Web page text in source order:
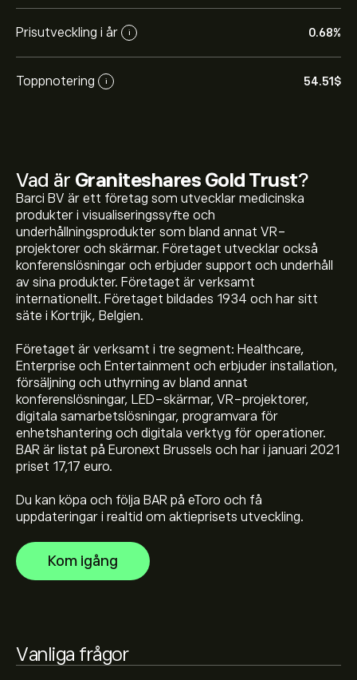
Prisutveckling i år i 0.68%
Toppnotering i 54.51‎$‎
Vad är Graniteshares Gold Trust?
Barci BV är ett företag som utvecklar medicinska
produkter i visualiseringssyfte och
underhållningsprodukter som bland annat VR-
projektorer och skärmar. Företaget utvecklar också
konferenslösningar och erbjuder support och underhåll
av sina produkter. Företaget är verksamt
internationellt. Företaget bildades 1934 och har sitt
säte i Kortrijk, Belgien.
Företaget är verksamt i tre segment: Healthcare,
Enterprise och Entertainment och erbjuder installation,
försäljning och uthyrning av bland annat
konferenslösningar, LED-skärmar, VR-projektorer,
digitala samarbetslösningar, programvara för
enhetshantering och digitala verktyg för operationer.
BAR är listat på Euronext Brussels och har i januari 2021
priset 17,17 euro.
Du kan köpa och följa BAR på eToro och få
uppdateringar i realtid om aktieprisets utveckling.
Kom igång
Vanliga frågor
Det aktuella priset på BAR är 42.78‎$‎
Graniteshares Gold Trusts toppnotering är 54.51‎$‎
Välj tidsramen "1D" eller "1W" på eToro-diagrammet
Graniteshares Gold Trust. Priset på Graniteshares Gold
Trust har fluktuerat mellan 9.27‎$‎ under det senaste
året.
För att köpa BAR, besök sidan "Graniteshares Gold
som kommer att köpa BAR till ett angivet pris i
framtiden.